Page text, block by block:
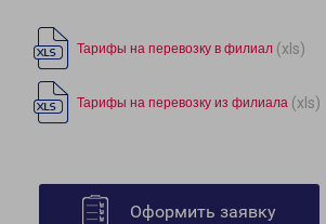
Тарифы на перевозку в филиал (xls)
Тарифы на перевозку из филиала (xls)
Оформить заявку